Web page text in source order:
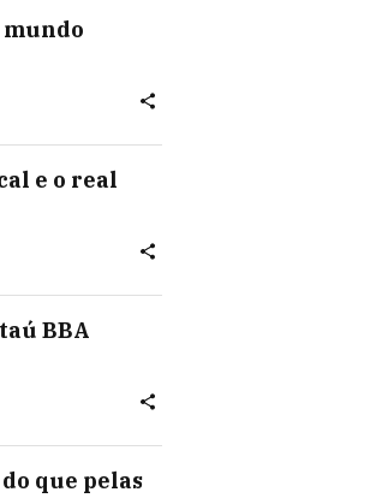
mundo
e o real
BBA
que pelas